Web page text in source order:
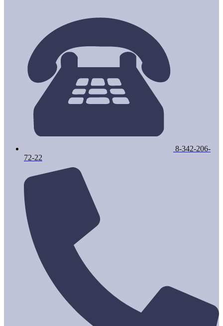
8-342-206-
72-22